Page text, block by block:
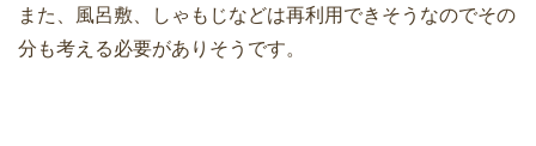
また、風呂敷、しゃもじなどは再利用できそうなのでその
分も考える必要がありそうです。